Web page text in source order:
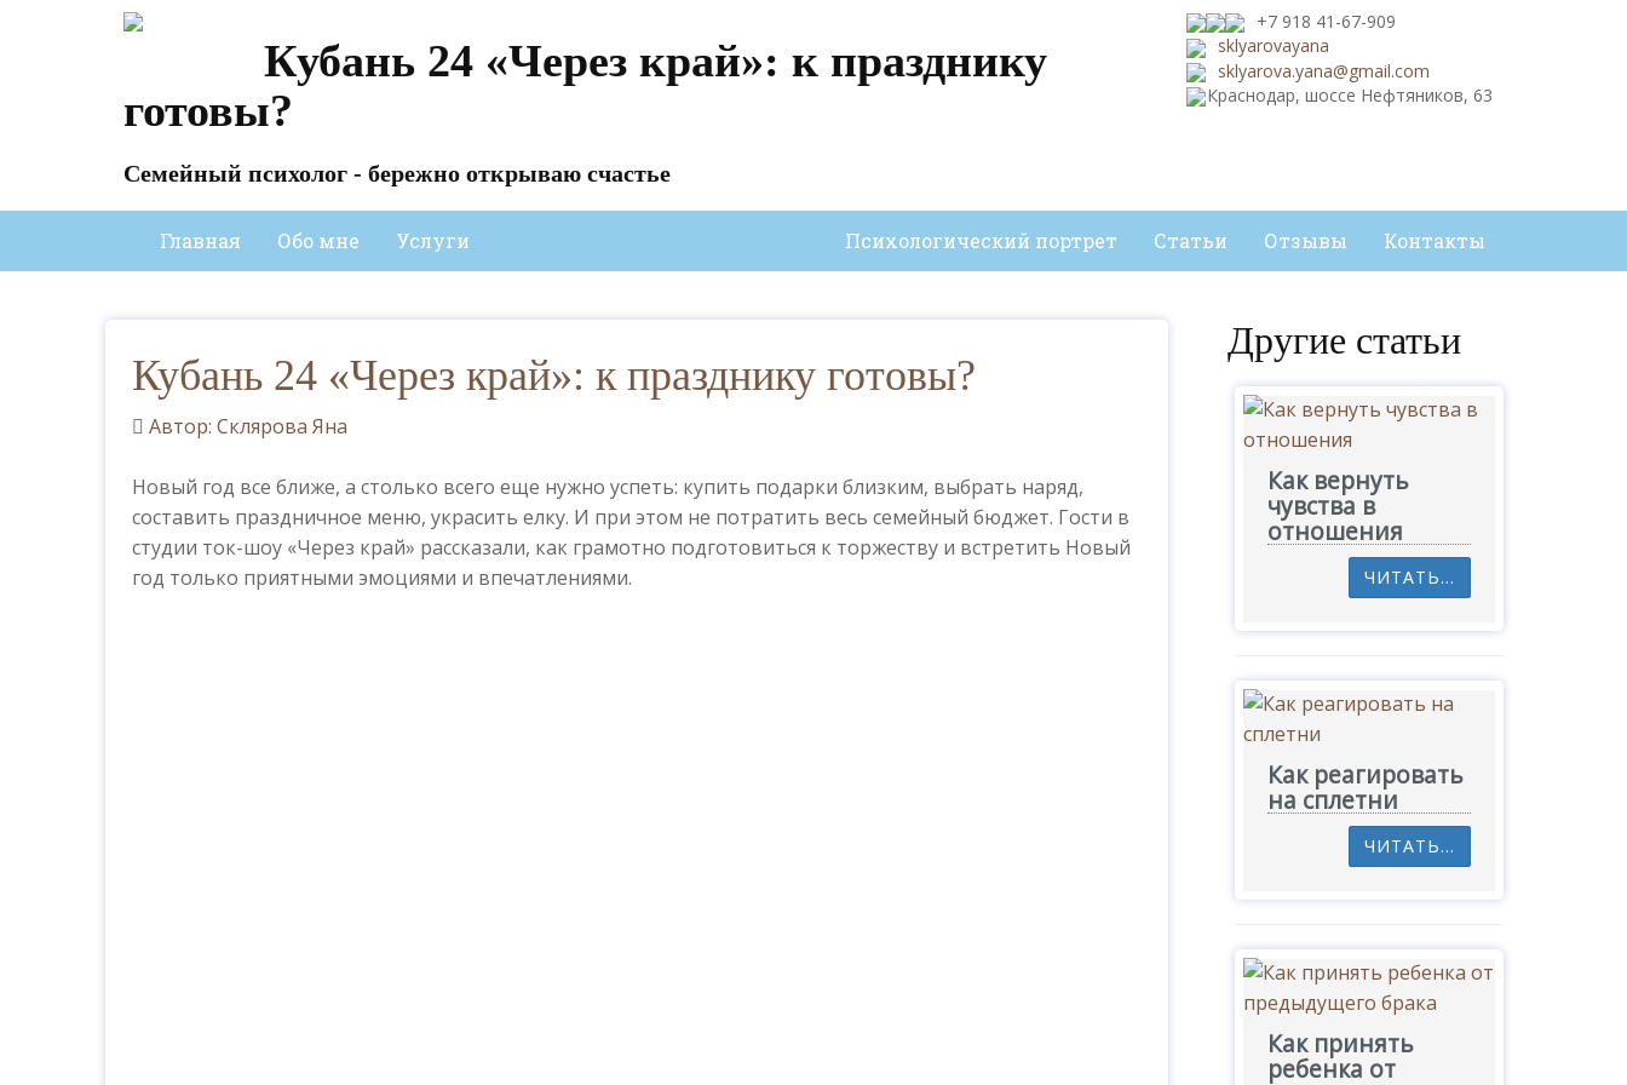
Кубань 24 «Через край»: к празднику
готовы?
Семейный психолог - бережно открываю счастье
+7 918 41-67-909
sklyarovayana
sklyarova.yana@gmail.com
Краснодар, шоссе Нефтяников, 63
Главная Обо мне Услуги Психологический портрет Статьи Отзывы Контакты
Кубань 24 «Через край»: к празднику готовы?
Автор: Склярова Яна
Новый год все ближе, а столько всего еще нужно успеть: купить подарки близким, выбрать наряд,
составить праздничное меню, украсить елку. И при этом не потратить весь семейный бюджет. Гости в
студии ток-шоу «Через край» рассказали, как грамотно подготовиться к торжеству и встретить Новый
год только приятными эмоциями и впечатлениями.
Другие статьи
Как вернуть
чувства в
отношения
ЧИТАТЬ...
Как реагировать
на сплетни
ЧИТАТЬ...
Как принять
ребенка от